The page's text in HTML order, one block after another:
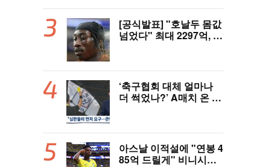
1 전반 종료
[공식발표] "호날두 몸값
넘었다" 최대 2297억, 초
다..."구단 역사상 가장
비싼 영입"
‘축구협회 대체 얼마나
더 썩었나?’ A매치 온 외
않겠나?”
아스날 이적설에 "연봉 4
85억 드릴게" 비니시우